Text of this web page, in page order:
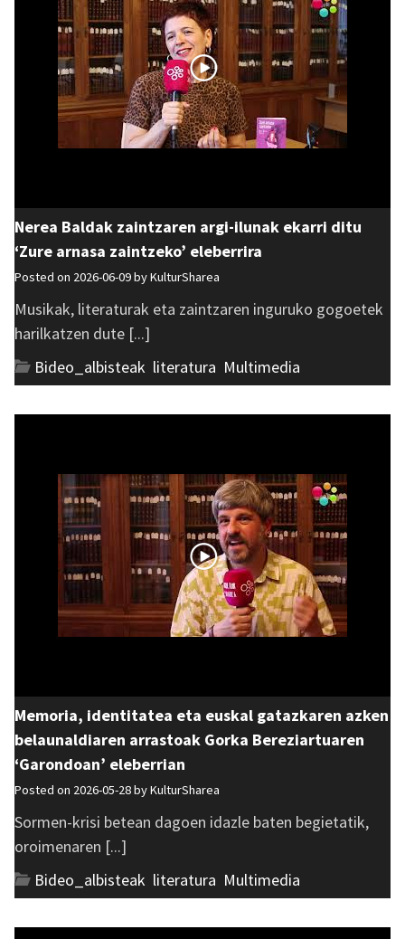
Nerea Baldak zaintzaren argi-ilunak ekarri ditu
‘Zure arnasa zaintzeko’ eleberrira
Posted on 2026-06-09 byKulturSharea
Musikak, literaturak eta zaintzaren inguruko gogoetek
harilkatzen dute [...]
Bideo_albisteak literatura Multimedia
Memoria, identitatea eta euskal gatazkaren azken
belaunaldiaren arrastoak Gorka Bereziartuaren
‘Garondoan’ eleberrian
Posted on 2026-05-28 byKulturSharea
Sormen-krisi betean dagoen idazle baten begietatik,
oroimenaren [...]
Bideo_albisteak literatura Multimedia